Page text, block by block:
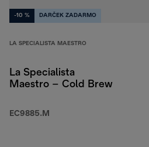
-10 % DARČEK ZADARMO
LA SPECIALISTA MAESTRO
La Specialista
Maestro – Cold Brew
EC9885.M